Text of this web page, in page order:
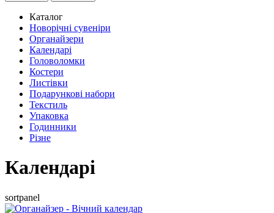
Каталог
Новорічні сувеніри
Органайзери
Календарі
Головоломки
Костери
Листівки
Подарункові набори
Текстиль
Упаковка
Годинники
Різне
Календарі
sortpanel